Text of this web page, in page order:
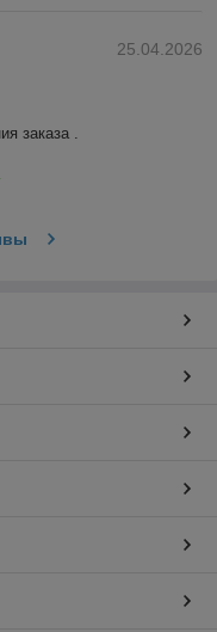
25.04.2026
заказа .